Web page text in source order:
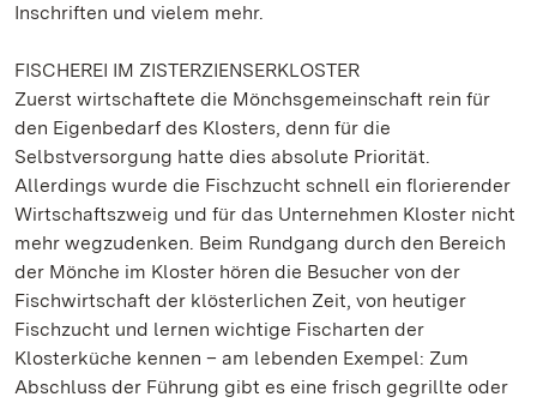
Inschriften und vielem mehr.
FISCHEREI IM ZISTERZIENSERKLOSTER
Zuerst wirtschaftete die Mönchsgemeinschaft rein für
den Eigenbedarf des Klosters, denn für die
Selbstversorgung hatte dies absolute Priorität.
Allerdings wurde die Fischzucht schnell ein florierender
Wirtschaftszweig und für das Unternehmen Kloster nicht
mehr wegzudenken. Beim Rundgang durch den Bereich
der Mönche im Kloster hören die Besucher von der
Fischwirtschaft der klösterlichen Zeit, von heutiger
Fischzucht und lernen wichtige Fischarten der
Klosterküche kennen – am lebenden Exempel: Zum
Abschluss der Führung gibt es eine frisch gegrillte oder